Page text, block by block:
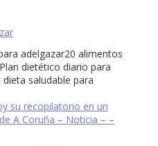
adelgazar20 alimentos
dietético diario para
saludable para